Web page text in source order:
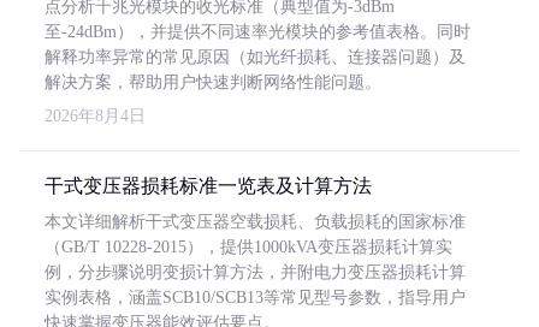
点分析千兆光模块的收光标准（典型值为-3dBm
至-24dBm），并提供不同速率光模块的参考值表格。同时
解释功率异常的常见原因（如光纤损耗、连接器问题）及
解决方案，帮助用户快速判断网络性能问题。
2026年8月4日
干式变压器损耗标准一览表及计算方法
本文详细解析干式变压器空载损耗、负载损耗的国家标准
（GB/T 10228-2015），提供1000kVA变压器损耗计算实
例，分步骤说明变损计算方法，并附电力变压器损耗计算
实例表格，涵盖SCB10/SCB13等常见型号参数，指导用户
快速掌握变压器能效评估要点。